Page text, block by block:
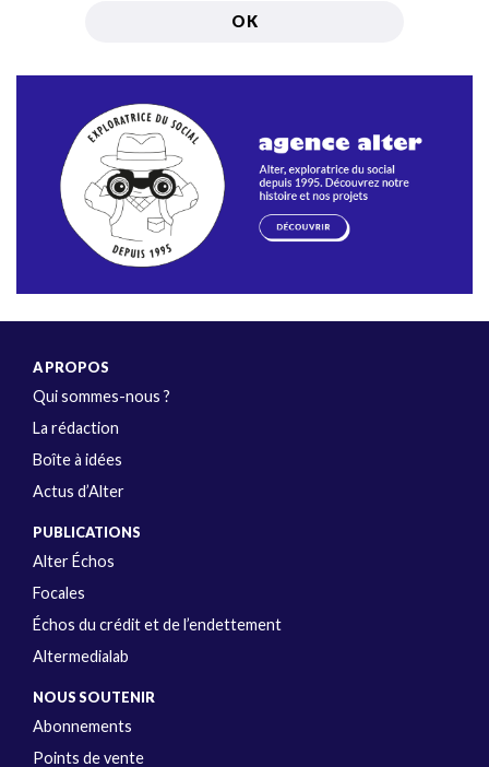
A PROPOS
Qui sommes-nous ?
La rédaction
Boîte à idées
Actus d’Alter
PUBLICATIONS
Alter Échos
Focales
Échos du crédit et de l’endettement
Altermedialab
NOUS SOUTENIR
Abonnements
Points de vente